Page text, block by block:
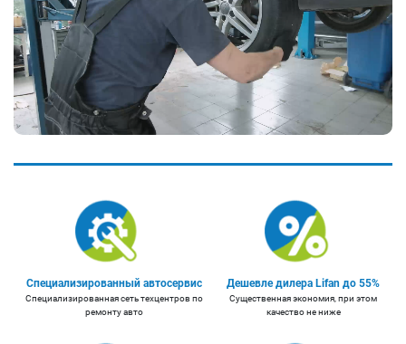
Специализированный автосервис
Специализированная сеть техцентров по
ремонту авто
Дешевле дилера Lifan до 55%
Существенная экономия, при этом
качество не ниже